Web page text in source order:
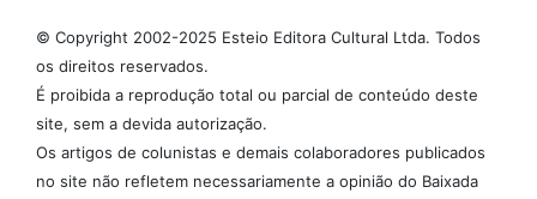
© Copyright 2002-2025 Esteio Editora Cultural Ltda. Todos
os direitos reservados.
É proibida a reprodução total ou parcial de conteúdo deste
site, sem a devida autorização.
Os artigos de colunistas e demais colaboradores publicados
no site não refletem necessariamente a opinião do Baixada